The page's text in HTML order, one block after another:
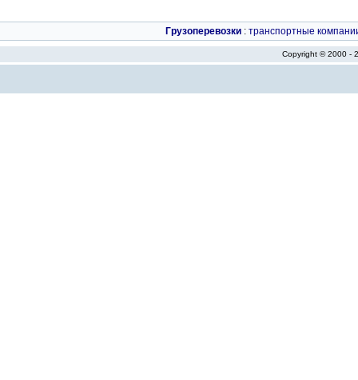
Грузоперевозки : транспортные
Copyright © 2000 -